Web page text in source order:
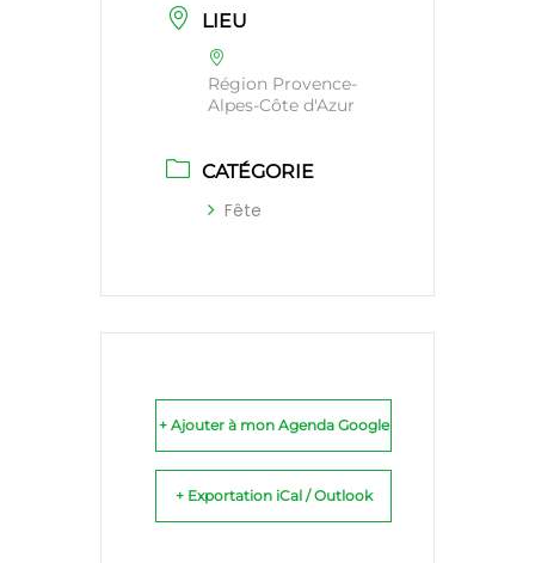
LIEU
Région Provence-
Alpes-Côte d'Azur
CATÉGORIE
Fête
+ Ajouter à mon Agenda Google
+ Exportation iCal / Outlook